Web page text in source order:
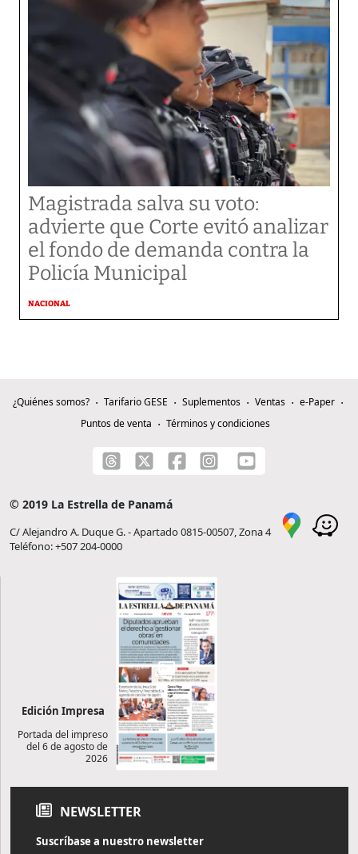
Magistrada salva su voto:
advierte que Corte evitó analizar
el fondo de demanda contra la
Policía Municipal
NACIONAL
¿Quiénes somos? Tarifario GESE Suplementos Ventas
e-Paper
Puntos de venta
Términos y condiciones
© 2019 La Estrella de Panamá
C/ Alejandro A. Duque G. - Apartado 0815-00507, Zona 4
Teléfono: +507 204-0000
Edición Impresa
Portada del impreso
del 6 de agosto de
2026
NEWSLETTER
Suscríbase a nuestro newsletter